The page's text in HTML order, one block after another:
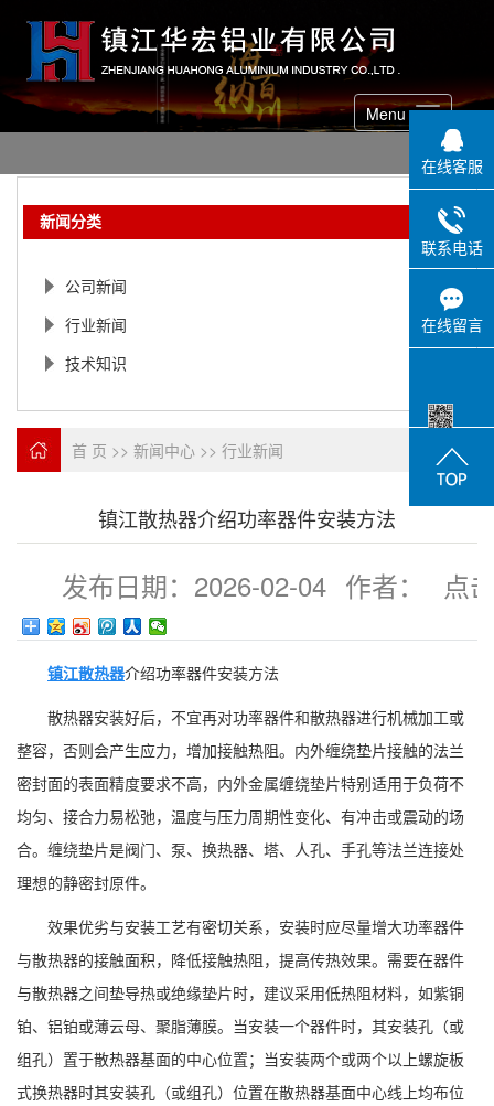
Menu
新闻分类
公司新闻
行业新闻
技术知识
首 页 >> 新闻中心 >> 行业新闻
镇江散热器介绍功率器件安装方法
发布日期： 2026-02-04 作者： 点
镇江散热器介绍功率器件安装方法
散热器安装好后，不宜再对功率器件和散热器进行机械加工或
整容，否则会产生应力，增加接触热阻。内外缠绕垫片接触的法兰
密封面的表面精度要求不高，内外金属缠绕垫片特别适用于负荷不
均匀、接合力易松弛，温度与压力周期性变化、有冲击或震动的场
合。缠绕垫片是阀门、泵、换热器、塔、人孔、手孔等法兰连接处
理想的静密封原件。
效果优劣与安装工艺有密切关系，安装时应尽量增大功率器件
与散热器的接触面积，降低接触热阻，提高传热效果。需要在器件
与散热器之间垫导热或绝缘垫片时，建议采用低热阻材料，如紫铜
铂、铝铂或薄云母、聚脂薄膜。当安装一个器件时，其安装孔（或
组孔）置于散热器基面的中心位置；当安装两个或两个以上螺旋板
式换热器时其安装孔（或组孔）位置在散热器基面中心线上均布位
在线客服
联系电话
在线留言
手机网站